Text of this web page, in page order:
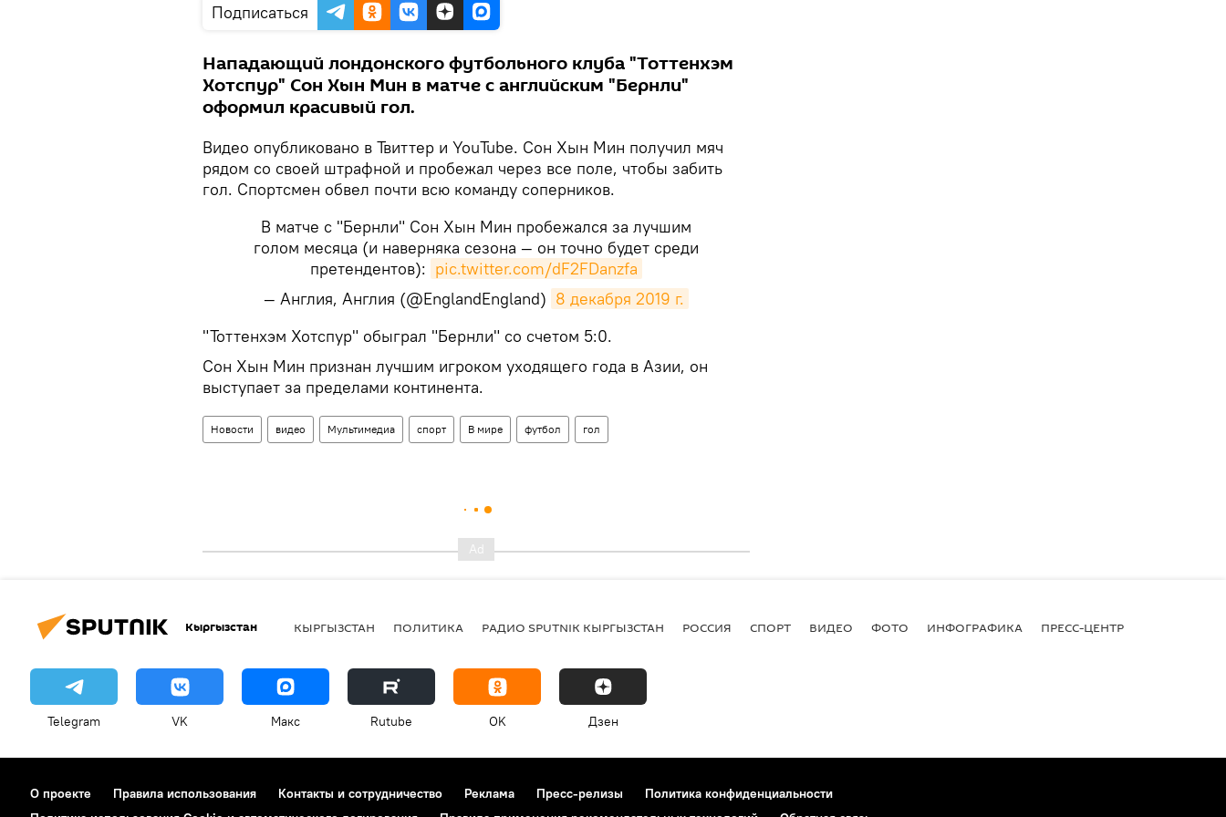
Подписаться
Нападающий лондонского футбольного клуба "Тоттенхэм
Хотспур" Сон Хын Мин в матче с английским "Бернли"
оформил красивый гол.
Видео опубликовано в Твиттер и YouTube. Сон Хын Мин получил мяч
рядом со своей штрафной и пробежал через все поле, чтобы забить
гол. Спортсмен обвел почти всю команду соперников.
В матче с "Бернли" Сон Хын Мин пробежался за лучшим
голом месяца (и наверняка сезона — он точно будет среди
претендентов): pic.twitter.com/dF2FDanzfa
— Англия, Англия (@EnglandEngland) 8 декабря 2019 г.
​"Тоттенхэм Хотспур" обыграл "Бернли" со счетом 5:0.
Сон Хын Мин признан лучшим игроком уходящего года в Азии, он
выступает за пределами континента.
Новости видео Мультимедиа спорт В мире футбол гол
Кыргызстан КЫРГЫЗСТАН ПОЛИТИКА РАДИО SPUTNIK КЫРГЫЗСТАН РОССИЯ СПОРТ ВИДЕО ФОТО ИНФОГРАФИКА ПРЕСС-ЦЕНТР
Telegram VK Макс Rutube OK Дзен
О проекте Правила использования Контакты и сотрудничество Реклама Пресс-релизы
Политика конфиденциальности